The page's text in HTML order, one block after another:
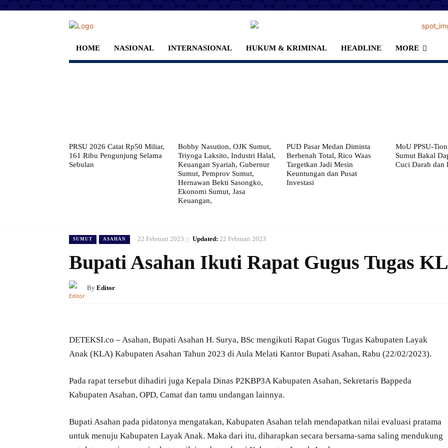
HOME NASIONAL INTERNASIONAL HUKUM & KRIMINAL HEADLINE MORE
PRSU 2026 Catat Rp50 Miliar,
161 Ribu Pengunjung Selama
Sebulan
Bobby Nasution, OJK Sumut,
Triyoga Laksito, Industri Halal,
Keuangan Syariah, Gubernur
Sumut, Pemprov Sumut,
Hernawan Bekti Sasongko,
Ekonomi Sumut, Jasa
Keuangan,
PUD Pasar Medan Diminta
Berbenah Total, Rico Waas
Targetkan Jadi Mesin
Keuntungan dan Pusat
Investasi
MoU PPSU-
Sumut Bakal
Cuci Darah dan
SUMUT ASAHAN 22 Februari 2023 Updated: 22 Februari 2023
Bupati Asahan Ikuti Rapat Gugus Tugas
By Editor
DETEKSI.co – Asahan, Bupati Asahan H. Surya, BSc mengikuti Rapat Gugus Tugas Kabupaten Layak
Anak (KLA) Kabupaten Asahan Tahun 2023 di Aula Melati Kantor Bupati Asahan, Rabu (22/02/2023).
Pada rapat tersebut dihadiri juga Kepala Dinas P2KBP3A Kabupaten Asahan, Sekretaris Bappeda
Kabupaten Asahan, OPD, Camat dan tamu undangan lainnya.
Bupati Asahan pada pidatonya mengatakan, Kabupaten Asahan telah mendapatkan nilai evaluasi pratama
untuk menuju Kabupaten Layak Anak. Maka dari itu, diharapkan secara bersama-sama saling mendukung